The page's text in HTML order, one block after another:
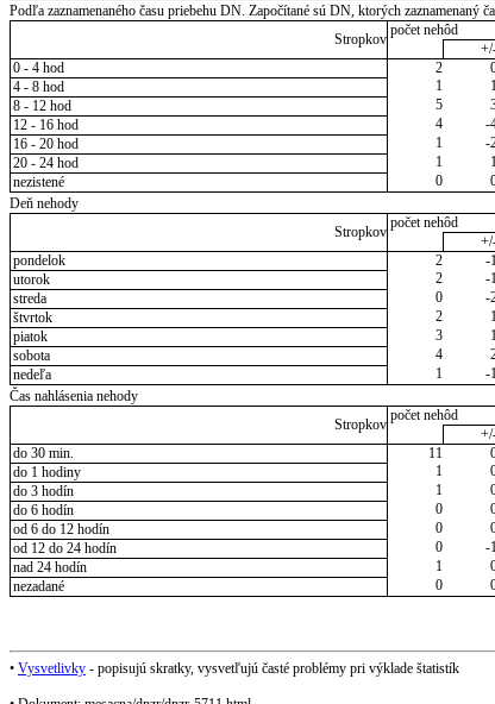
Podľa zaznamenaného času priebehu DN. Započítané sú DN, ktorých zaznamenaný
Stropkov
počet nehôd
0 - 4 hod
2
4 - 8 hod
1
8 - 12 hod
5
12 - 16 hod
4 -
16 - 20 hod
1 -
20 - 24 hod
1
nezistené
0
Deň nehody
Stropkov
počet nehôd
pondelok
2 -
utorok
2 -
streda
0 -
štvrtok
2
piatok
3
sobota
4
nedeľa
1 -
Čas nahlásenia nehody
Stropkov
počet nehôd
do 30 min.
11
do 1 hodiny
1
do 3 hodín
1
do 6 hodín
0
od 6 do 12 hodín
0
od 12 do 24 hodín
0 -
nad 24 hodín
1
nezadané
0
• Vysvetlivky - popisujú skratky, vysvetľujú časté problémy pri výklade štatistík